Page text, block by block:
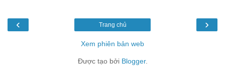
‹ ›
Trang chủ
Xem phiên bản web
Được tạo bởi Blogger.